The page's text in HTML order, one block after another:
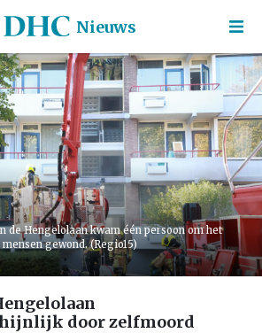
Nieuws
de Hengelolaan kwam één persoon om het
gewond. (Regio15)
door zelfmoord